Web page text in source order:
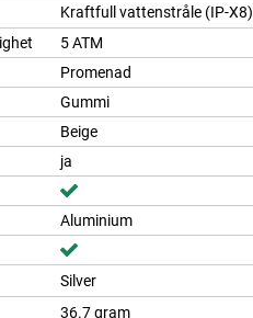
Kraftfull vattenstråle (IP-X8)
5 ATM
Promenad
Gummi
Beige
ja
Aluminium
Silver
36.7 gram